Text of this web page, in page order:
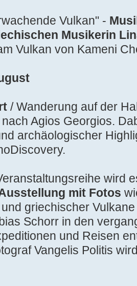
Vulkan" -
Musikerin
Vulkan von Kameni
/ Wanderung auf der
Agios Georgios.
archäologischer
wird
mit Fotos
griechischer
Schorr in den
und Reisen
Vangelis Politis